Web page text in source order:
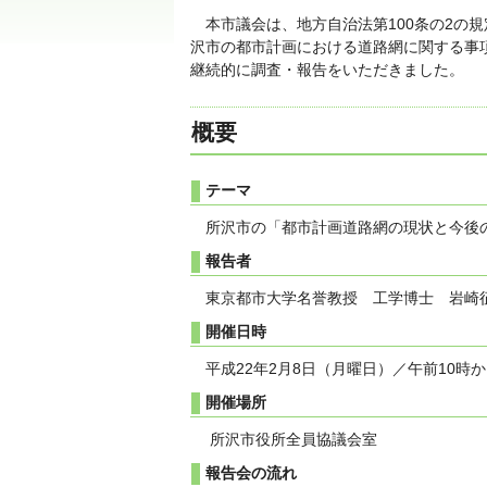
本市議会は、地方自治法第100条の2の
沢市の都市計画における道路網に関する
継続的に調査・報告をいただきました。
概要
テーマ
所沢市の「都市計画道路網の現状と今後
報告者
東京都市大学名誉教授 工学博士 岩崎
開催日時
平成22年2月8日（月曜日）／午前10時
開催場所
所沢市役所全員協議会室
報告会の流れ